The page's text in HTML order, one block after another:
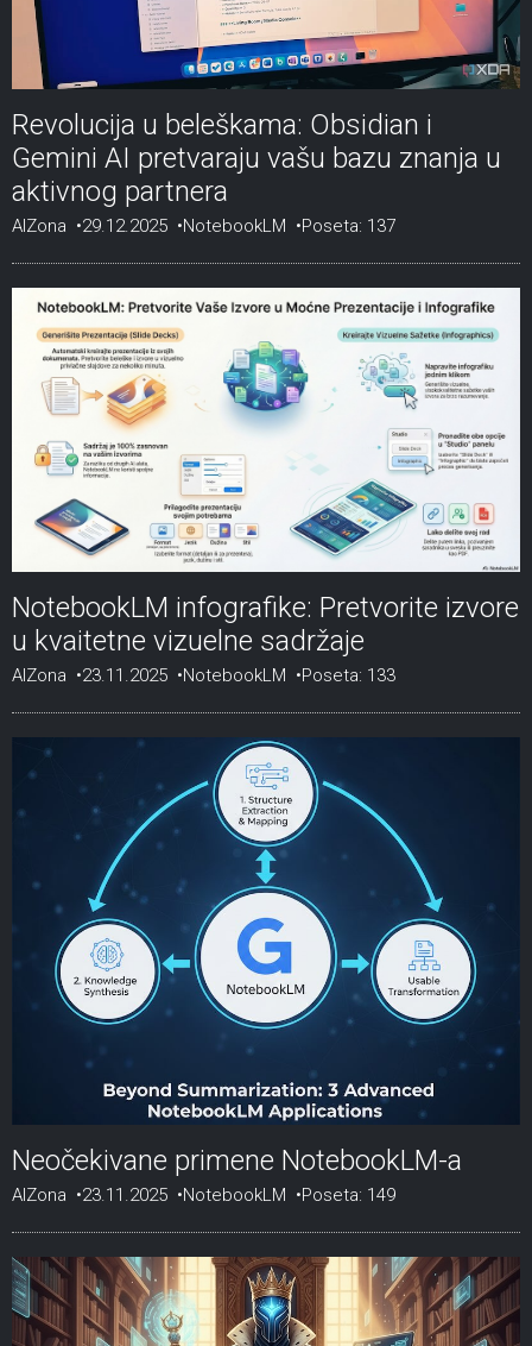
Revolucija u beleškama: Obsidian i
Gemini AI pretvaraju vašu bazu znanja u
aktivnog partnera
AIZona 29.12.2025 NotebookLM Poseta: 137
NotebookLM infografike: Pretvorite izvore
u kvaitetne vizuelne sadržaje
AIZona 23.11.2025 NotebookLM Poseta: 133
Neočekivane primene NotebookLM-a
AIZona 23.11.2025 NotebookLM Poseta: 149